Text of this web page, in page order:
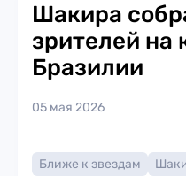
Шакира
зрителей на
Бразилии
05 мая 2026
Ближе к звездам